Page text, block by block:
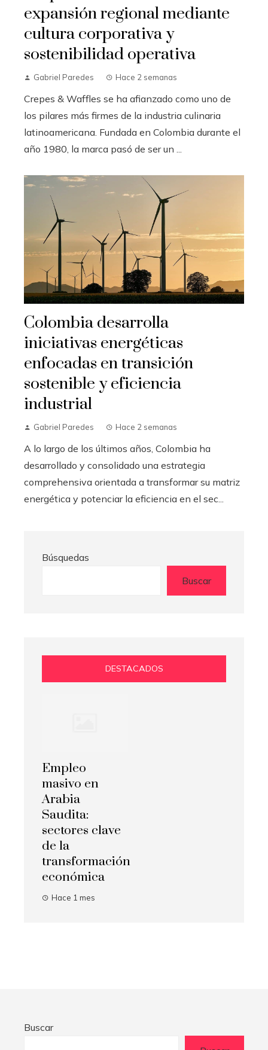
expansión regional mediante
cultura corporativa y
sostenibilidad operativa
Gabriel Paredes Hace 2 semanas
Crepes & Waffles se ha afianzado como uno de
los pilares más firmes de la industria culinaria
latinoamericana. Fundada en Colombia durante el
año 1980, la marca pasó de ser un ...
Colombia desarrolla
iniciativas energéticas
enfocadas en transición
sostenible y eficiencia
industrial
Gabriel Paredes Hace 2 semanas
A lo largo de los últimos años, Colombia ha
desarrollado y consolidado una estrategia
comprehensiva orientada a transformar su matriz
energética y potenciar la eficiencia en el sec...
Búsquedas
Buscar
DESTACADOS
Empleo
masivo en
Arabia
Saudita:
sectores clave
de la
transformación
económica
Hace 1 mes
Buscar